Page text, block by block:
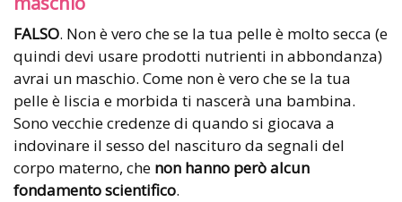
FALSO. Non è vero che se la tua pelle è molto secca (e
quindi devi usare prodotti nutrienti in abbondanza)
avrai un maschio. Come non è vero che se la tua
pelle è liscia e morbida ti nascerà una bambina.
Sono vecchie credenze di quando si giocava a
indovinare il sesso del nascituro da segnali del
corpo materno, che non hanno però alcun
fondamento scientifico.